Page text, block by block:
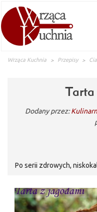
Wrząca Kuchnia Przepisy
Dodany przez:
Po serii zdrowych,
doskonała tarta z
Doskonałym